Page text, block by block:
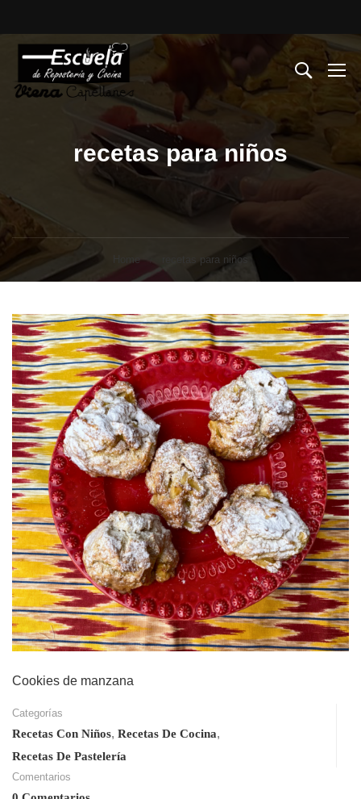
recetas para niños
Home recetas para niños
Cookies de manzana
Categorías
Recetas Con Niños, Recetas De Cocina,
Recetas De Pastelería
Comentarios